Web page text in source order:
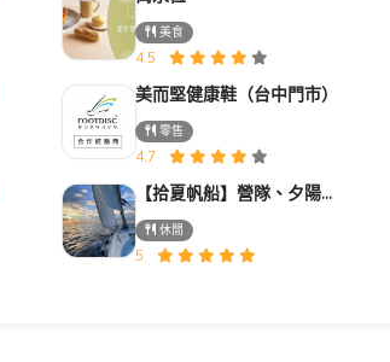
美食
4.5
美而堅健康鞋（台中門市）
零售
4.7
【拾夏帆船】營隊、夕陽團、包船、客製化帆船體驗（預約制）
休閒
5